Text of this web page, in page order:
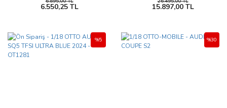
6.550,25 TL 15.897,00 TL
%5 %30